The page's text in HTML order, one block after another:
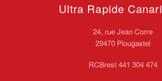
Ultra Rapide Canari
24, rue Jean Corre
29470 Plougastel
RCBrest 441 304 474